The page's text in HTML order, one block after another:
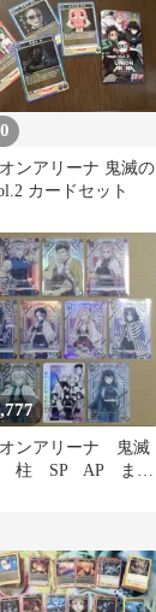
ンアリーナ 鬼滅の
カードセット
ンアリーナ 鬼滅
柱 SP AP まと